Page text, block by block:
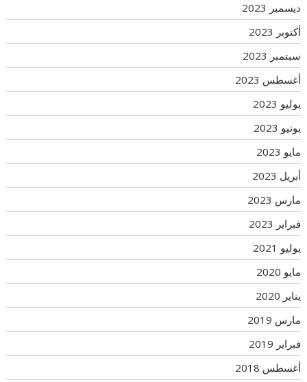
ديسمبر 2023
أكتوبر 2023
سبتمبر 2023
أغسطس 2023
يوليو 2023
يونيو 2023
مايو 2023
أبريل 2023
مارس 2023
فبراير 2023
يوليو 2021
مايو 2020
يناير 2020
مارس 2019
فبراير 2019
أغسطس 2018